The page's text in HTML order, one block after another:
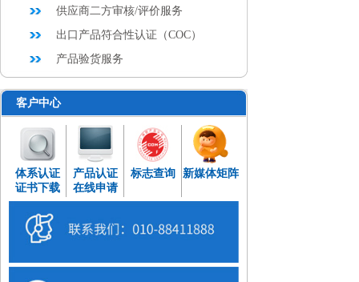
供应商二方审核/评价服务
出口产品符合性认证（COC）
产品验货服务
客户中心
体系认证
证书下载
产品认证
在线申请
标志查询 新媒体矩阵